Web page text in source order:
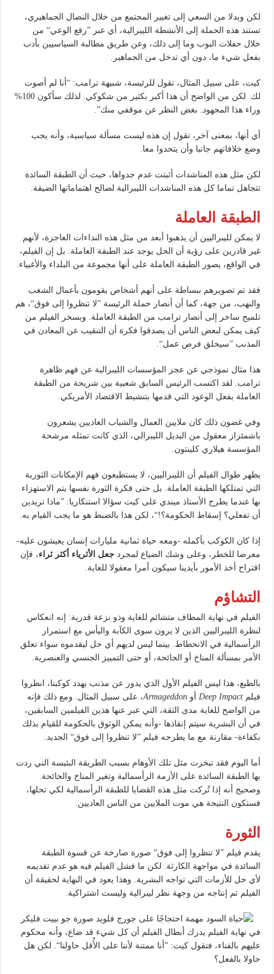
لكن وبدلا من السعي إلى تغيير المجتمع من خلال النضال الجماهيري،
تستند هذه الحملة إلى الأنشطة الليبرالية، أي عبر ”رفع الوعي“ من
خلال حفلات البوب ​​وما إلى ذلك، وعن طريق مطالبة السياسيين بأدب
بفعل شيء ما، دون أي تدخل من الجماهير.
كيت، على سبيل المثال، تقول للرئيسة، شبيهة ترامب: “أنا لم أصوت
لك. لكن من الواضح أن هذا أكبر بكثير من شكوكي. لذلك سأكون 100%
وراء هذا المجهود. بغض النظر عن موقفي منك”.
أي أنها، بمعنى آخر، تقول إن هذه ليست مسألة سياسية، وأنه يجب
وضع خلافاتهم جانبا وأن يتحدوا معا.
لكن مثل هذه المناشدات أثبتت عدم جدواها، حيث أن الطبقة السائدة
تتجاهل تماما كل هذه المناشدات الليبرالية لصالح اهتماماتها الضيقة.
الطبقة العاملة
لا يمكن لليبراليين أن يذهبوا أبعد من مثل هذه النداءات العاجزة، لأنهم
غير قادرين على رؤية أن الحل يوجد عند الطبقة العاملة. بل إن الفيلم،
في الواقع، يصور الطبقة العاملة على أنها مجموعة من البلداء والأغبياء.
فقد تم تصويرهم ببساطة على أنهم أشخاص يقومون بأعمال الشغب
والنهب، من جهة، كما أن أنصار حملة الرئيسة ”لا تنظروا إلى فوق“، هم
تلميح ساخر إلى أنصار ترامب من الطبقة العاملة. ويسخر الفيلم من
كيف يمكن لبعض الناس أن يصدقوا فكرة أن التنقيب عن المعادن في
المذنب ”سيخلق فرص عمل“.
هذا مثال نموذجي عن عجز المؤسسات الليبرالية عن فهم ظاهرة
ترامب. لقد اكتسب الرئيس السابق شعبية بين شريحة من الطبقة
العاملة بفعل الوعود التي قدمها بتنشيط الاقتصاد الأمريكي.
وفي غضون ذلك كان ملايين العمال والشباب العاديين يشعرون
باشمئزاز معقول من البديل الليبرالي، الذي كانت تمثله مرشحة
المؤسسة هيلاري كلينتون.
يظهر طوال الفيلم أن الليبراليين، لا يستطيعون فهم الإمكانات الثورية
التي تمتلكها الطبقة العاملة. بل حتى فكرة الثورة نفسها يتم الاستهزاء
بها عندما يطرح الأستاذ ميندي على كيت سؤالا استنكاريا: ”ماذا تريدين
أن تفعلي؟ إسقاط الحكومة؟!“، لكن هذا بالضبط هو ما يجب القيام به.
إذا كان الكوكب بأكمله -ومعه حياة ثمانية مليارات إنسان يعيشون عليه-
معرضا للخطر، وعلى وشك الضياع لمجردجعل الأثرياء أكثر ثراء، فإن
اقتراح أخذ الأمور بأيدينا سيكون أمرا معقولا للغاية.
التشاؤم
الفيلم في نهاية المطاف متشائم للغاية وذو نزعة قدرية: إنه انعكاس
لنظرة الليبراليين الذين لا يرون سوى الكآبة واليأس مع استمرار
الرأسمالية في الانحطاط. بينما ليس لديهم أي حل ليقدموه سواء تعلق
الأمر بمسألة المناخ أو الجائحة، أو حتى التمييز الجنسي والعنصرية.
بالطبع، هذا ليس الفيلم الأول الذي يدور عن مذنب يهدد كوكبنا، انظروا
فيلمDeep Impact أوArmageddon، على سبيل المثال. ومع ذلك فإنه
من الواضح للغاية مدى الثقة، التي عبر عنها هذين الفيلمين السابقين،
في أن البشرية سيتم إنقاذها -وأنه يمكن الوثوق بالحكومة للقيام بذلك
بكفاءة- مقارنة مع ما يطرحه فيلم ”لا تنظروا إلى فوق“ الجديد.
أما اليوم فقد تبخرت مثل تلك الأوهام بسبب الطريقة البئيسة التي ردت
بها الطبقة السائدة على الأزمة الرأسمالية وتغير المناخ والجائحة.
وصحيح أنه إذا تُركت مثل هذه القضايا للطبقة الرأسمالية لكي تحلها،
فستكون النتيجة هي موت الملايين من الناس العاديين.
الثورة
يقدم فيلم ”لا تنظروا إلى فوق“ صورة صارخة عن قسوة الطبقة
السائدة في مواجهة الكارثة. لكن ما فشل الفيلم فيه هو عدم تقديمه
لأي حل للأزمات التي تواجه البشرية. وهذا يعود في النهاية لحقيقة أن
الفيلم تم إنتاجه من وجهة نظر ليبرالية وليست اشتراكية.
في نهاية الفيلم يدرك أبطال الفيلم أن كل شيء قد ضاع، وأنه محكوم
عليهم بالفناء، فتقول كيت: ”أنا ممتنة لأننا على الأٌقل حاولنا“. لكن هل
حاولا بالفعل؟